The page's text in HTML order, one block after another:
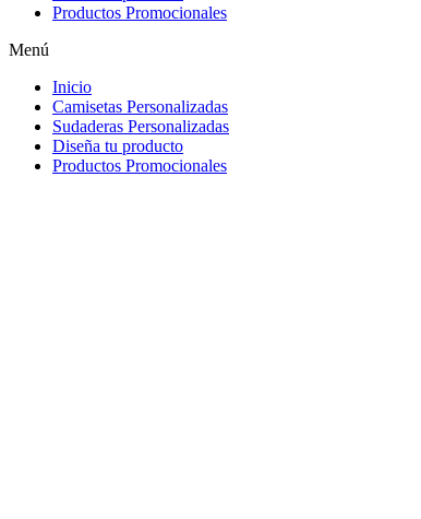
Productos Promocionales
Menú
Inicio
Camisetas Personalizadas
Sudaderas Personalizadas
Diseña tu producto
Productos Promocionales